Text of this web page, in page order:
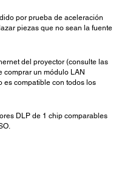
por prueba de aceleración
piezas que no sean la fuente
del proyector (consulte las
comprar un módulo LAN
es compatible con todos los
DLP de 1 chip comparables